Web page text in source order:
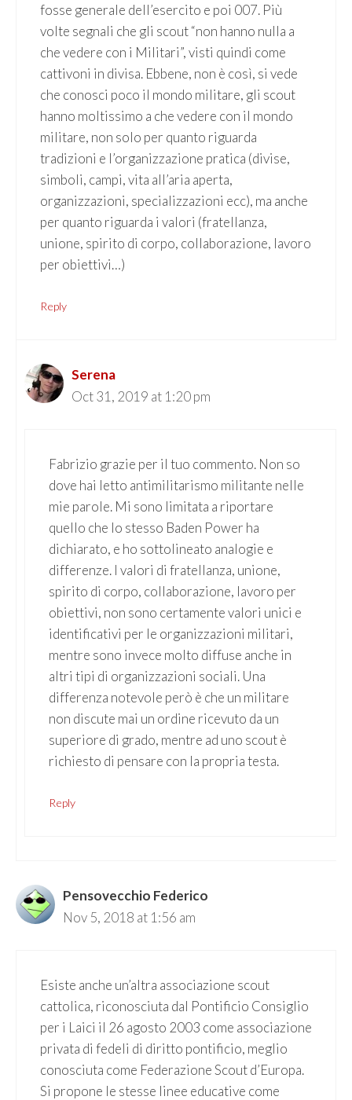
fosse generale dell’esercito e poi 007. Più
volte segnali che gli scout “non hanno nulla a
che vedere con i Militari”, visti quindi come
cattivoni in divisa. Ebbene, non è così, si vede
che conosci poco il mondo militare, gli scout
hanno moltissimo a che vedere con il mondo
militare, non solo per quanto riguarda
tradizioni e l’organizzazione pratica (divise,
simboli, campi, vita all’aria aperta,
organizzazioni, specializzazioni ecc), ma anche
per quanto riguarda i valori (fratellanza,
unione, spirito di corpo, collaborazione, lavoro
per obiettivi…)
Reply
Serena
Oct 31, 2019 at 1:20 pm
Fabrizio grazie per il tuo commento. Non so
dove hai letto antimilitarismo militante nelle
mie parole. Mi sono limitata a riportare
quello che lo stesso Baden Power ha
dichiarato, e ho sottolineato analogie e
differenze. I valori di fratellanza, unione,
spirito di corpo, collaborazione, lavoro per
obiettivi, non sono certamente valori unici e
identificativi per le organizzazioni militari,
mentre sono invece molto diffuse anche in
altri tipi di organizzazioni sociali. Una
differenza notevole però è che un militare
non discute mai un ordine ricevuto da un
superiore di grado, mentre ad uno scout è
richiesto di pensare con la propria testa.
Reply
Pensovecchio Federico
Nov 5, 2018 at 1:56 am
Esiste anche un’altra associazione scout
cattolica, riconosciuta dal Pontificio Consiglio
per i Laici il 26 agosto 2003 come associazione
privata di fedeli di diritto pontificio, meglio
conosciuta come Federazione Scout d’Europa.
Si propone le stesse linee educative come